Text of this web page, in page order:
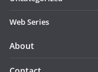
Web Series
About